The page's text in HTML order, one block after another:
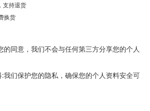
支持退货
换货
的同意，我们不会与任何第三方分享您的个人
我们保护您的隐私，确保您的个人资料安全可